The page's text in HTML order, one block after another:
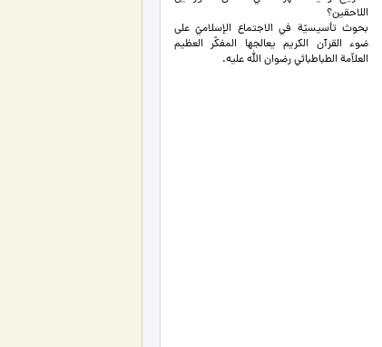
اللاحقين؟
بحوث تأسيسيّة في الاجتماع الإسلاميّ على
ضوء القرآن الكريم يعالجها المفكّر العظيم
العلاّمة الطباطبائي رضوان الله عليه.